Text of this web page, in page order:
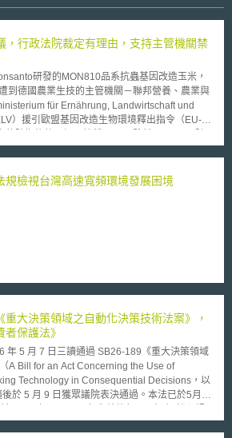
，行政法院裁定有理由，支持主管機關禁
研發的MON810品系抗蟲基因改造玉米，
到德國農業生技的主管機關－聯邦營養、農業與
für Ernährung, Landwirtschaft und
）援引歐盟基因改造生物環境釋出指令（EU-
政訴訟，但Braunschweig行政法院在5月初作
：（1）只要有新的或進一步的資訊出現，支持
一基因改造生物的上市，該基因改造生物原則上
引防衛條款主張已通過歐盟審查的基因改造生
與動植物健康有負面影響，從而禁止特定已取得
物於其境內流通。防衛條款的動用屬例外情形，
查。
規檢視台灣高速寬頻環境發展困境
大決策領域之自動化決策技術法案》，
保護法》
年 5 月 7 日三讀通過 SB26-189《重大決策領域
A Bill for an Act Concerning the Use of
Technology in Consequential Decisions，以
於 5 月 9 日獲眾議院表決通過。本法已於5月
僅就涉及個人權利具有「重大決策」